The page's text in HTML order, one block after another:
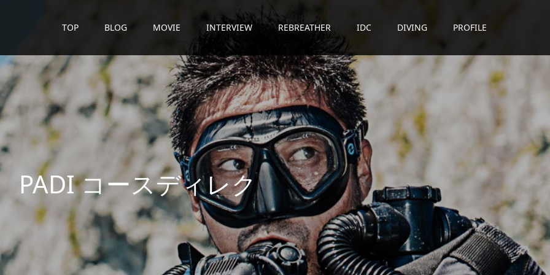
TOP BLOG MOVIE INTERVIEW REBREATHER IDC DIVING PROFILE
I コース デ ィレクターが贈る
潜 水日